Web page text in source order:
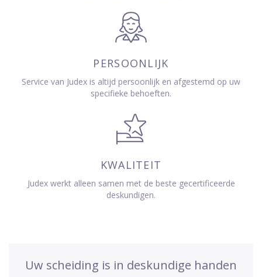
PERSOONLIJK
Service van Judex is altijd persoonlijk en afgestemd op uw
specifieke behoeften.
KWALITEIT
Judex werkt alleen samen met de beste gecertificeerde
deskundigen.
Uw scheiding is in deskundige handen